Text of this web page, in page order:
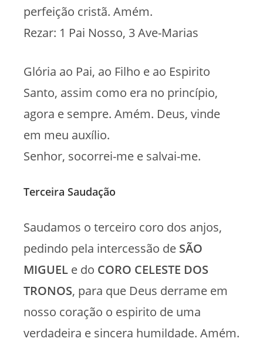
perfeição cristã. Amém.
Rezar: 1 Pai Nosso, 3 Ave-Marias
Glória ao Pai, ao Filho e ao Espirito
Santo, assim como era no princípio,
agora e sempre. Amém. Deus, vinde
em meu auxílio.
Senhor, socorrei-me e salvai-me.
Terceira Saudação
Saudamos o terceiro coro dos anjos,
pedindo pela intercessão de SÃO
MIGUEL e do CORO CELESTE DOS
TRONOS, para que Deus derrame em
nosso coração o espirito de uma
verdadeira e sincera humildade. Amém.